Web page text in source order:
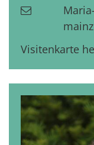
Visitenkarte